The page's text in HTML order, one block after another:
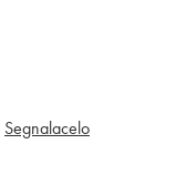
Segnalacelo